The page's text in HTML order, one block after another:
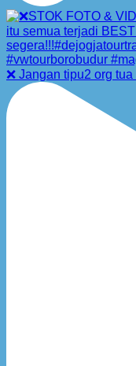
❌ Jangan tipu2 org